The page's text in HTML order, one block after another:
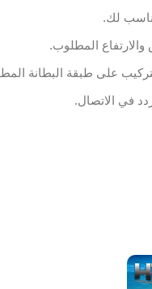
لك.
المطلوب.
على طبقة البطانة المط
في الاتصال.